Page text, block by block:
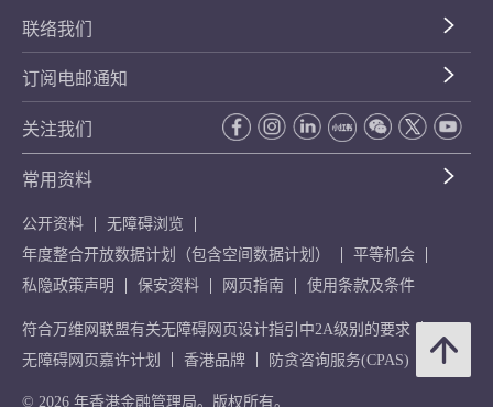
联络我们
订阅电邮通知
关注我们
常用资料
公开资料
无障碍浏览
年度整合开放数据计划（包含空间数据计划）
平等机会
私隐政策声明
保安资料 网页指南 使用条款及条件
符合万维网联盟有关无障碍网页设计指引中2A级别的要求
无障碍网页嘉许计划
香港品牌 防贪咨询服务(CPAS)
© 2026 年香港金融管理局。版权所有。